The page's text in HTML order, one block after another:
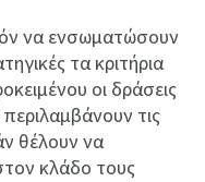
να ενσωματώσουν
τα κριτήρια
οι δράσεις
τις
θέλουν να
κλάδο τους